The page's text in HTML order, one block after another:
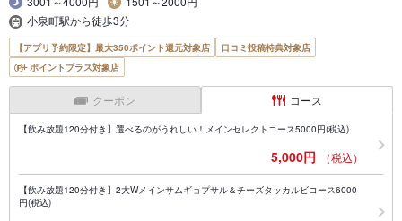
小泉町駅から徒歩3分
【アプリ予約限定】最大350ポイント還元対象店
口コミ投稿特典対象店
ポイントプラス対象店
クーポン コース
【飲み放題120分付き】選べるのがうれしい！メインセレクトコース5000円(税込)
5,000円 （税込）
【飲み放題120分付き】2大Wメインサムギョプサル＆チーズタッカルビコース6000
円(税込)